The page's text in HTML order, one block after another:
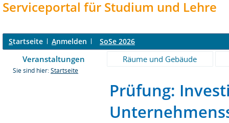
Serviceportal für Studium und Lehre
Startseite Anmelden SoSe 2026
Veranstaltungen Räume und Gebäude
Sie sind hier: Startseite
Prüfung: